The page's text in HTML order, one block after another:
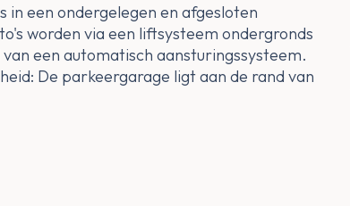
in een ondergelegen en afgesloten
worden via een liftsysteem ondergronds
een automatisch aansturingssysteem.
De parkeergarage ligt aan de rand van